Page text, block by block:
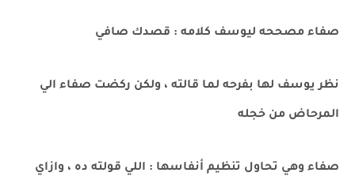
صفاء مصححه ليوسف كلامه : قصدك صافي
نظر يوسف لها بفرحه لما قالته ، ولكن ركضت صفاء الي
المرحاض من خجله
صفاء وهي تحاول تنظيم أنفاسها : اللي قولته ده ، وازاي